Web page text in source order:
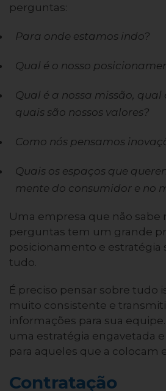
perguntas:
Para onde estamos indo?
Qual é o nosso
Qual é a nossa missão, qual
quais são nossos valores?
Como nós pensamos
Quais os espaços que
mente do consumidor e no
Uma empresa que não sabe
perguntas tem um grande
posicionamento e estratégia
tudo.
É preciso pensar sobre tudo
muito consistente e
informações para sua
uma estratégia engavetada
para aqueles que a colocam
Contratação